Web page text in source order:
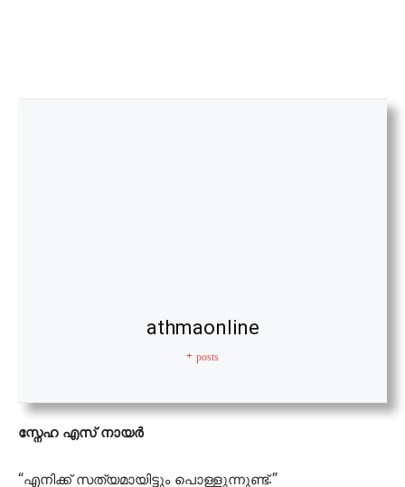
athmaonline
+ posts
സ്നേഹ എസ് നായർ
“എനിക്ക് സത്യമായിട്ടും പൊള്ളുന്നുണ്ട്.”